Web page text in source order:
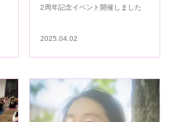
2周年記念イベント開催しました
2025.04.02